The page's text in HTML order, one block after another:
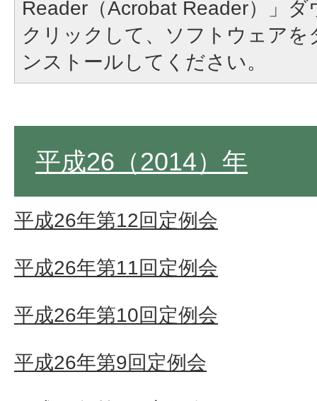
Reader（Acrobat Reader）」
クリックして、ソフトウェア
ンストールしてください。
平成26（2014）年
平成26年第12回定例会
平成26年第11回定例会
平成26年第10回定例会
平成26年第9回定例会